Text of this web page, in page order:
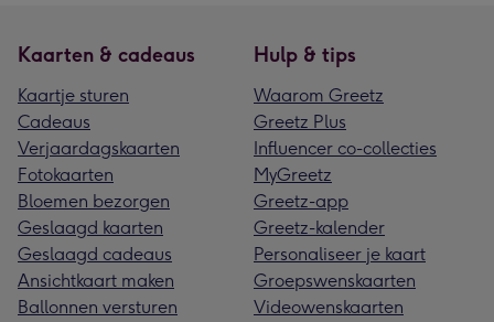
Kaarten & cadeaus
Kaartje sturen
Cadeaus
Verjaardagskaarten
Fotokaarten
Bloemen bezorgen
Geslaagd kaarten
Geslaagd cadeaus
Ansichtkaart maken
Ballonnen versturen
Hulp & tips
Waarom Greetz
Greetz Plus
Influencer co-collecties
MyGreetz
Greetz-app
Greetz-kalender
Personaliseer je kaart
Groepswenskaarten
Videowenskaarten